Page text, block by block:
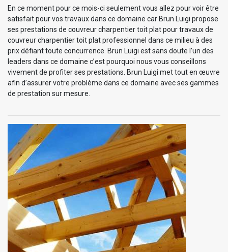
En ce moment pour ce mois-ci seulement vous allez pour voir être
satisfait pour vos travaux dans ce domaine car Brun Luigi propose
ses prestations de couvreur charpentier toit plat pour travaux de
couvreur charpentier toit plat professionnel dans ce milieu à des
prix défiant toute concurrence. Brun Luigi est sans doute l’un des
leaders dans ce domaine c’est pourquoi nous vous conseillons
vivement de profiter ses prestations. Brun Luigi met tout en œuvre
afin d’assurer votre problème dans ce domaine avec ses gammes
de prestation sur mesure.